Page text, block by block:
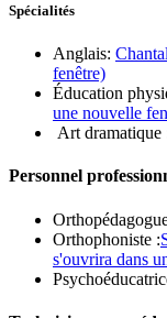
Spécialités
Anglais:
fenêtre)
Éducation
une nouvelle
Art dramatique
Personnel
Orthophoniste :
s'ouvrira dans